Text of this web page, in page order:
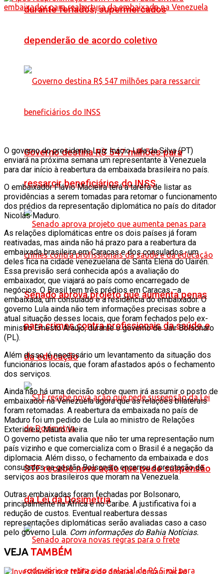
durante feriados; supermercados
dependerão de acordo coletivo
Governo destina R$ 547 milhões para
ressarcir beneficiários do INSS
Senado aprova projeto que aumenta penas
para crimes contra profissionais da saúde e
da educação
STF recebe nova ação que pede suspensão
da Lei da Dosimetria
O governo do presidente Luiz Inácio Lula da Silva (PT)
enviará na próxima semana um representante à Venezuela
para dar início à reabertura da embaixada brasileira no país.
O embaixador Flávio Macieira terá a tarefa de listar as
providências a serem tomadas para retomar o funcionamento
dos prédios da representação diplomática no país do ditador
Nicolás Maduro.
As relações diplomáticas entre os dois países já foram
reativadas, mas ainda não há prazo para a reabertura da
embaixada brasileira em Caracas e dos consulados -um
deles fica na cidade venezuelana de Santa Elena do Uairén.
Essa previsão será conhecida após a avaliação do
embaixador, que viajará ao país como encarregado de
negócios. O Brasil tem três prédios em Caracas –a
embaixada, um consulado e a residência do embaixador. O
governo Lula ainda não tem informações precisas sobre a
atual situação desses locais, que foram fechados pelo ex-
ministro Ernesto Araújo, durante o governo de Jair Bolsonaro
(PL).
Além disso, é necessário um levantamento da situação dos
funcionários locais, que foram afastados após o fechamento
dos serviços.
Ainda não há uma decisão sobre quem irá assumir o posto de
embaixador na Venezuela agora que as relações bilaterais
foram retomadas. A reabertura da embaixada no país de
Maduro foi um pedido de Lula ao ministro de Relações
Exteriores, Mauro Vieira.
O governo petista avalia que não ter uma representação num
país vizinho e que comercializa com o Brasil é a negação da
diplomacia. Além disso, o fechamento da embaixada e dos
consulados na gestão Bolsonaro encerrou a prestação de
serviços aos brasileiros que moram na Venezuela.
Outras embaixadas foram fechadas por Bolsonaro,
principalmente na África e no Caribe. A justificativa foi a
redução de custos. Eventual reabertura dessas
representações diplomáticas serão avaliadas caso a caso
pelo governo Lula. Com informações do Bahia Notícias.
VEJATAMBÉM